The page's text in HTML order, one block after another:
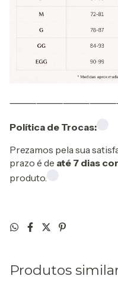
Política de Trocas:
Prezamos pela sua
prazo é de até 7 dias
produto.
Produtos